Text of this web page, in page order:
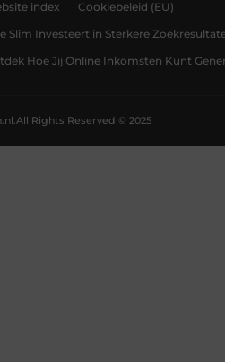
index Cookiebeleid (EU)
Slim Investeert in Sterkere
Hoe Jij Online Inkomsten Kunt
All Rights Reserved © 2025